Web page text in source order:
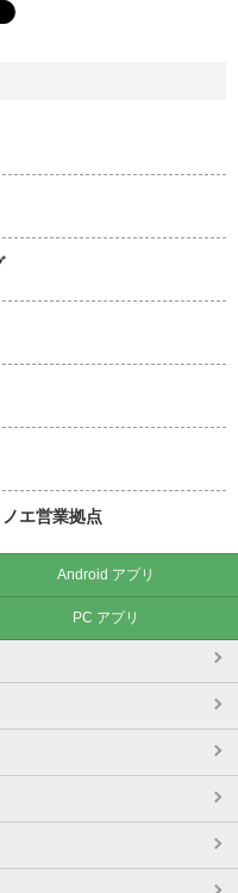
エ営業拠点
Android アプリ
PC アプリ